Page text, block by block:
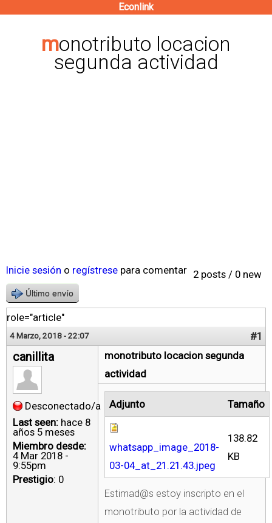
contenido
principal
Econlink
monotributo locacion
segunda actividad
2 posts / 0 new
Inicie sesión o regístrese para comentar
Último envío
role="article"
4 Marzo, 2018 - 22:07 #1
canillita
Desconectado/a
Last seen: hace 8
años 5 meses
Miembro desde:
4 Mar 2018 -
9:55pm
Prestigio: 0
monotributo locacion segunda
actividad
Adjunto Tamaño
whatsapp_image_2018-
03-04_at_21.21.43.jpeg
138.82
KB
Estimad@s estoy inscripto en el
monotributo por la actividad de